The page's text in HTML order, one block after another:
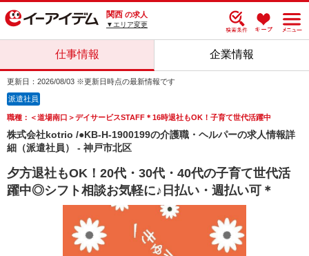
関西 の求人
▼エリア変更
仕事情報 企業情報
更新日：2026/08/03 ※更新日時点の最新情報です
派遣社員
職種：＜道場南口＞デイサービスSTAFF＊16時退社もOK！子育て世代活躍中
株式会社kotrio /●KB-H-1900199の介護職・ヘルパーの求人情報詳
細（派遣社員） - 神戸市北区
夕方退社もOK！20代・30代・40代の子育て世代活
躍中◎シフト相談お気軽に♪日払い・週払い可＊